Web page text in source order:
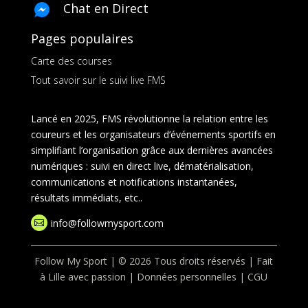
Chat en Direct
Pages populaires
Carte des courses
Tout savoir sur le suivi live FMS
Lancé en 2025, FMS révolutionne la relation entre les
coureurs et les organisateurs d’événements sportifs en
simplifiant l’organisation grâce aux dernières avancées
numériques : suivi en direct live, dématérialisation,
communications et notifications instantanées,
résultats immédiats, etc..
 info@followmysport.com
Follow My Sport | © 2026 Tous droits réservés | Fait
à Lille avec passion | Données personnelles |CGU